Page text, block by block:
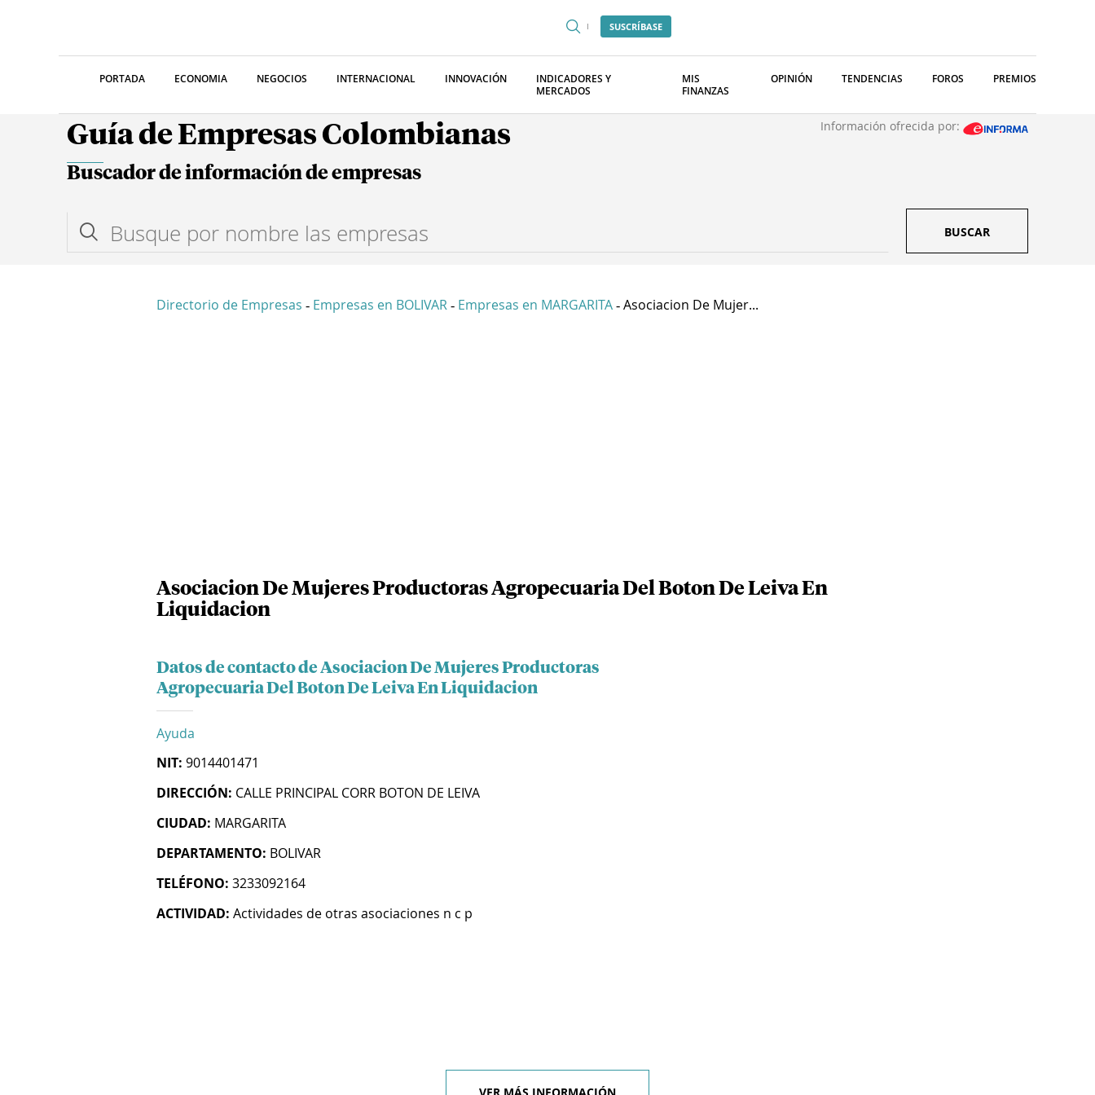
SUSCRÍBASE
PORTADA ECONOMIA NEGOCIOS INTERNACIONAL INNOVACIÓN
INDICADORES Y
MERCADOS
MIS
FINANZAS
OPINIÓN TENDENCIAS FOROS PREMIOS
Guía de Empresas Colombianas Información ofrecida por:
Buscador de información de empresas
BUSCAR
Directorio de Empresas - Empresas en BOLIVAR - Empresas en MARGARITA - Asociacion De Mujer...
Asociacion De Mujeres Productoras Agropecuaria Del Boton De Leiva En
Liquidacion
Datos de contacto de Asociacion De Mujeres Productoras
Agropecuaria Del Boton De Leiva En Liquidacion
Ayuda
NIT: 9014401471
DIRECCIÓN: CALLE PRINCIPAL CORR BOTON DE LEIVA
CIUDAD: MARGARITA
DEPARTAMENTO: BOLIVAR
TELÉFONO: 3233092164
ACTIVIDAD: Actividades de otras asociaciones n c p